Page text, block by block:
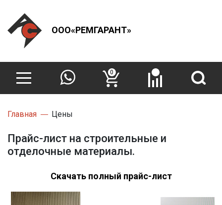
ООО«РЕМГАРАНТ»
0
Главная Цены
Прайс-лист на строительные и
отделочные материалы.
Скачать полный прайс-лист